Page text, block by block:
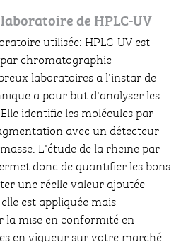
de HPLC-UV
utilisée: HPLC-UV est
chromatographie
laboratoires a l'instar de
a pour but d'analyser les
identifie les molécules par
avec un détecteur
L'étude de la rheïne par
donc de quantifier les bons
une réelle valeur ajoutée
est appliquée mais
la mise en conformité en
en vigueur sur votre marché.